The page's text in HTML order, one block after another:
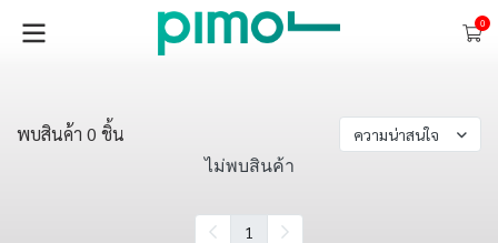
0
พบสินค้า 0 ชิ้น ความน่าสนใจ
ไม่พบสินค้า
1